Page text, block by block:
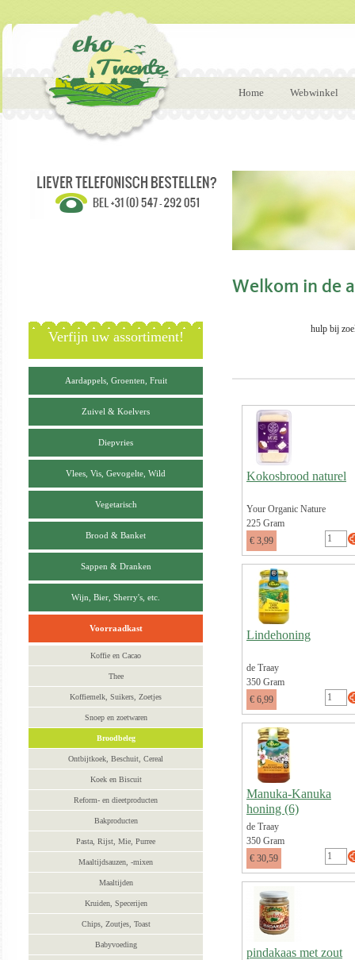
Welkom in de
hulp bij
Home Webwinkel
Verfijn uw assortiment!
Aardappels, Groenten, Fruit
Zuivel & Koelvers
Diepvries
Vlees, Vis, Gevogelte, Wild
Vegetarisch
Brood & Banket
Sappen & Dranken
Wijn, Bier, Sherry's, etc.
Voorraadkast
Koffie en Cacao
Thee
Koffiemelk, Suikers, Zoetjes
Snoep en zoetwaren
Broodbeleg
Ontbijtkoek, Beschuit, Cereal
Koek en Biscuit
Reform- en dieetproducten
Bakproducten
Pasta, Rijst, Mie, Purree
Maaltijdsauzen, -mixen
Maaltijden
Kruiden, Specerijen
Chips, Zoutjes, Toast
Babyvoeding
Kokosbrood naturel
Your Organic Nature
225 Gram
€ 3,99
Lindehoning
de Traay
350 Gram
€ 6,99
Manuka-Kanuka
honing (6)
de Traay
350 Gram
€ 30,59
pindakaas met zout